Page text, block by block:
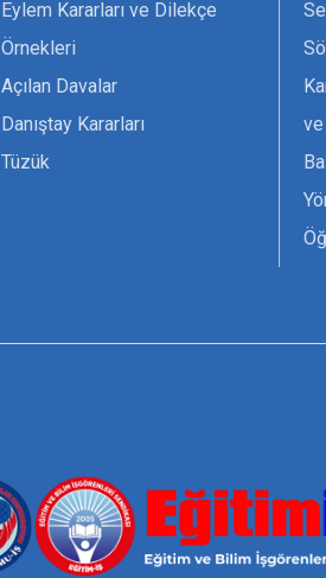
Eylem Kararları ve Dilekçe
Örnekleri
Açılan Davalar
Danıştay Kararları
Tüzük